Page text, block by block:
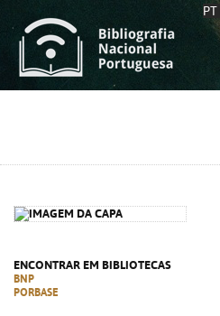
PT
ENCONTRAR EM BIBLIOTECAS
BNP
PORBASE